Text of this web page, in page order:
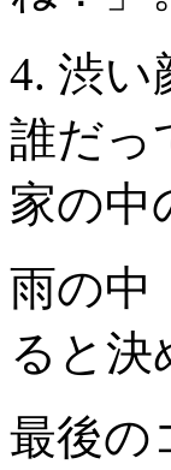
4. 渋い
誰だっ
家の中
雨の中
ると決
最後の